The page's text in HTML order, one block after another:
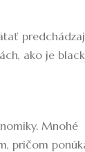
ako je
Mnohé
pričom